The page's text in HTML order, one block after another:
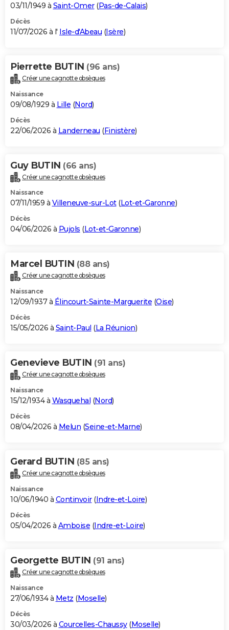
03/11/1949 à Saint-Omer(Pas-de-Calais)
Décès
11/07/2026 à l' Isle-d'Abeau (Isère)
Pierrette BUTIN (96 ans)
Créer une cagnotte obsèques
Naissance
09/08/1929 à Lille (Nord)
Décès
22/06/2026 à Landerneau (Finistère)
Guy BUTIN (66 ans)
Créer une cagnotte obsèques
Naissance
07/11/1959 à Villeneuve-sur-Lot(Lot-et-Garonne)
Décès
04/06/2026 à Pujols (Lot-et-Garonne)
Marcel BUTIN (88 ans)
Créer une cagnotte obsèques
Naissance
12/09/1937 à Élincourt-Sainte-Marguerite (Oise)
Décès
15/05/2026 à Saint-Paul (La Réunion)
Genevieve BUTIN (91 ans)
Créer une cagnotte obsèques
Naissance
15/12/1934 à Wasquehal (Nord)
Décès
08/04/2026 à Melun (Seine-et-Marne)
Gerard BUTIN (85 ans)
Créer une cagnotte obsèques
Naissance
10/06/1940 à Continvoir(Indre-et-Loire)
Décès
05/04/2026 à Amboise (Indre-et-Loire)
Georgette BUTIN (91 ans)
Créer une cagnotte obsèques
Naissance
27/06/1934 à Metz (Moselle)
Décès
30/03/2026 à Courcelles-Chaussy(Moselle)